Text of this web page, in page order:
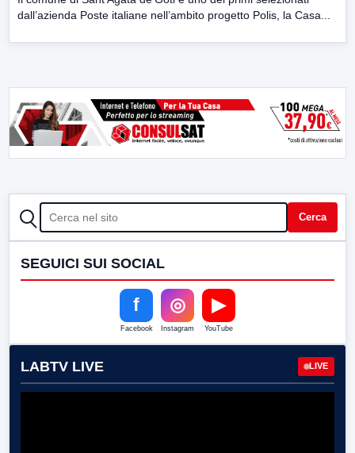
dall’azienda Poste italiane nell’ambito progetto Polis, la Casa...
CERCA Cerca
SEGUICI SUI SOCIAL
f
Facebook
◎
Instagram
▶
YouTube
LABTV LIVE LIVE